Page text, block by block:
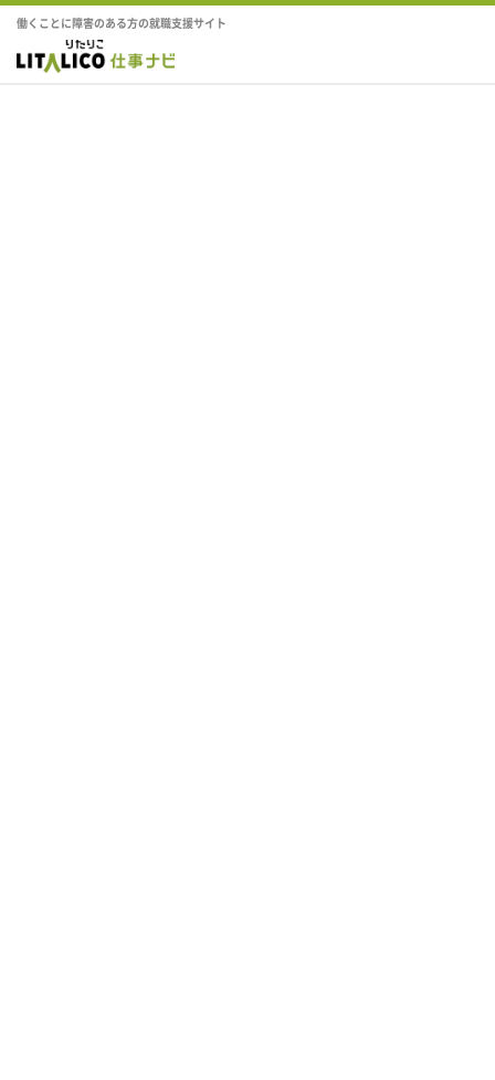
働くことに障害のある方の就職支援サイト